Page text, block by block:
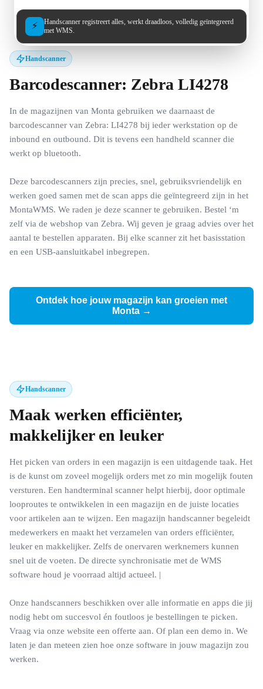
⚡
Handscanner registreert alles, werkt draadloos, volledig geïntegreerd
met WMS.
Handscanner
Barcodescanner: Zebra LI4278
In de magazijnen van Monta gebruiken we daarnaast de
barcodescanner van Zebra: LI4278 bij ieder werkstation op de
inbound en outbound. Dit is tevens een handheld scanner die
werkt op bluetooth.
Deze barcodescanners zijn precies, snel, gebruiksvriendelijk en
werken goed samen met de scan apps die geïntegreerd zijn in het
MontaWMS. We raden je deze scanner te gebruiken. Bestel ‘m
zelf via de webshop van Zebra. Wij geven je graag advies over het
aantal te bestellen apparaten. Bij elke scanner zit het basisstation
en een USB-aansluitkabel inbegrepen.
Ontdek hoe jouw magazijn kan groeien met
Monta →
Handscanner
Maak werken efficiënter,
makkelijker en leuker
Het picken van orders in een magazijn is een uitdagende taak. Het
is de kunst om zoveel mogelijk orders met zo min mogelijk fouten
versturen. Een handterminal scanner helpt hierbij, door optimale
looproutes te ontwikkelen in een magazijn en de juiste locaties
voor artikelen aan te wijzen. Een magazijn handscanner begeleidt
medewerkers en maakt het verzamelen van orders efficiënter,
leuker en makkelijker. Zelfs de onervaren werknemers kunnen
snel uit de voeten. De directe synchronisatie met de WMS
software houd je voorraad altijd actueel. |
Onze handscanners beschikken over alle informatie en apps die jij
nodig hebt om succesvol én foutloos je bestellingen te picken.
Vraag via onze website een offerte aan. Of plan een demo in. We
laten je dan meteen zien hoe onze software in jouw magazijn zou
werken.